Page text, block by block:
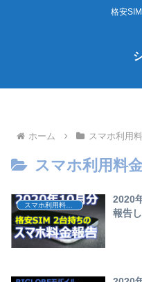
格安
ホーム スマホ利用
スマホ利用料
スマホ利用料金公開
2020
報告